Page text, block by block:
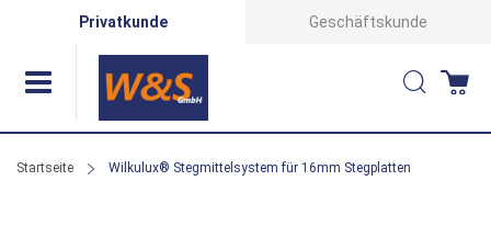
Privatkunde Geschäftskunde
Suche
Startseite Wilkulux® Stegmittelsystem für 16mm Stegplatten